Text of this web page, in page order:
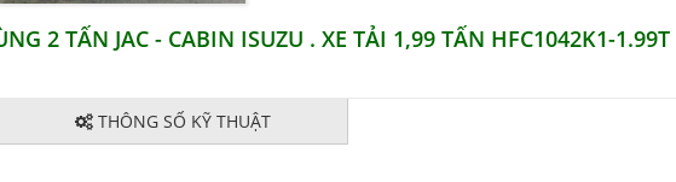
2 TẤN JAC - CABIN ISUZU . XE TẢI 1,99 TẤN HFC1042K1-1.99T
THÔNG SỐ KỸ THUẬT